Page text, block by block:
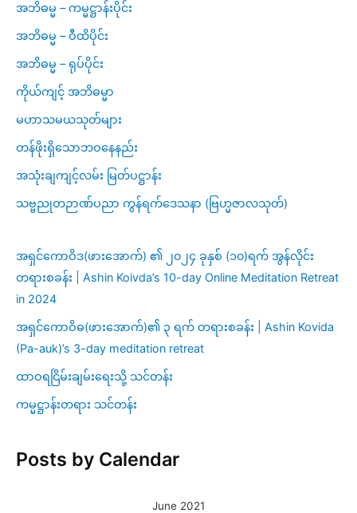
အဘိဓမ္မ – ကမ္မဋ္ဌာန်းပိုင်း
အဘိဓမ္မ – ဝီထိပိုင်း
အဘိဓမ္မ – ရုပ်ပိုင်း
ကိုယ်ကျင့် အဘိဓမ္မာ
မဟာသမယသုတ်များ
တန်ဖိုးရှိသောဘဝနေနည်း
အသုံးချကျင့်လမ်း မြတ်ပဋ္ဌာန်း
သဗ္ဗညုတဉာဏ်ပညာ ကွန်ရက်ဒေသနာ (ဗြဟ္မဇာလသုတ်)
အရှင်ကောဝိဒ(ဖားအောက်) ၏ ၂၀၂၄ ခုနှစ် (၁၀)ရက် အွန်လိုင်း
တရားစခန်း | Ashin Koivda’s 10-day Online Meditation Retreat
in 2024
အရှင်ကောဝိဓ(ဖားအောက်)၏ ၃ ရက် တရားစခန်း | Ashin Kovida
(Pa-auk)’s 3-day meditation retreat
ထာဝရငြိမ်းချမ်းရေးသို့ သင်တန်း
ကမ္မဋ္ဌာန်းတရား သင်တန်း
Posts by Calendar
June 2021